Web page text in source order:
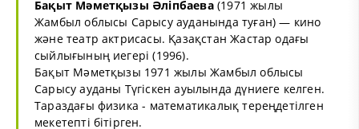
Бақыт Мәметқызы Әліпбаева(1971 жылы
Жамбыл облысы Сарысу ауданында туған) — кино
және театр актрисасы. Қазақстан Жастар одағы
сыйлығының иегері (1996).
Бақыт Мәметқызы 1971 жылы Жамбыл облысы
Сарысу ауданы Түгіскен ауылында дүниеге келген.
Тараздағы физика - математикалық тереңдетілген
мекетепті бітірген.